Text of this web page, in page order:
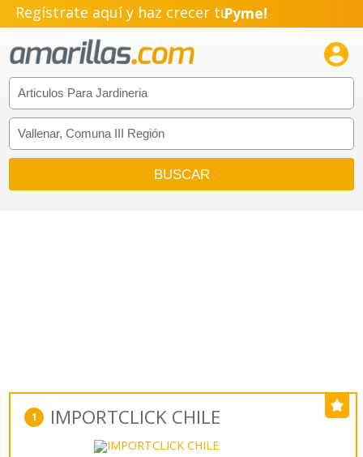
Regístrate aquí y haz crecer tuPyme!
Emprendimiento!

1 IMPORTCLICK CHILE